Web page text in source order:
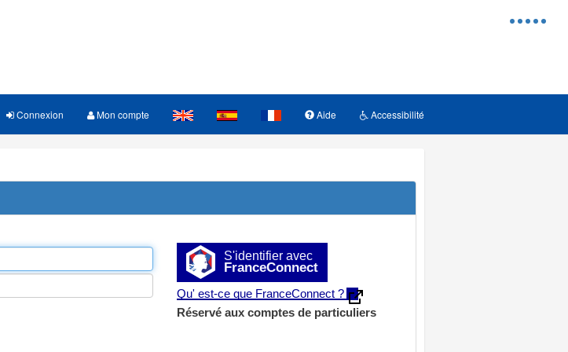
Menu
Connexion Mon compte Aide Accessibilité
S'identifier avec
FranceConnect
Qu' est-ce que FranceConnect ?
Réservé aux comptes de particuliers